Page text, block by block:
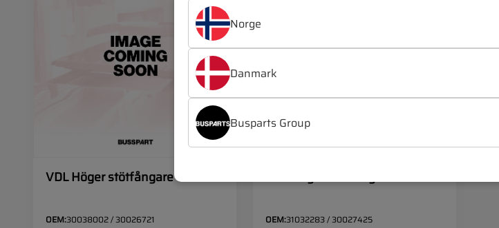
VDL Höger stötfångare fram
OEM:30038002 / 30026721
VDL Höger stötfångare fram
OEM:31032283 / 30027425
Norge
Danmark
Busparts Group